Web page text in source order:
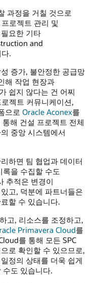
과정을 거칠 것으로
로젝트 관리 및
요한 기타
and
.
증가, 불안정한 공급망
해 작업 현장과
쉽지 않다는 건 어찌
젝트 커뮤니케이션,
으로 Oracle Aconex를
해 건설 프로젝트 전체
중앙 시스템에서
하면 팀 협업과 데이터
을 수집할 수도
추적은 변경이
고, 덕분에 파트너들은
할 수 있습니다.
고, 리소스를 조정하고,
Primavera Cloud를
를 통해 모든 SPC
로 확인할 수 있으므로,
정의 상태를 더욱 쉽게
수도 있습니다.